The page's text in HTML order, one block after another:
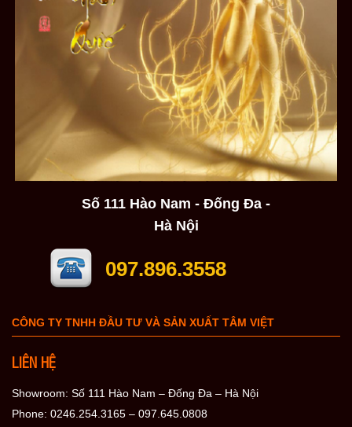
Số 111 Hào Nam - Đống Đa -
Hà Nội
097.896.3558
CÔNG TY TNHH ĐẦU TƯ VÀ SẢN XUẤT TÂM VIỆT
LIÊN HỆ
Showroom: Số 111 Hào Nam – Đống Đa – Hà Nội
Phone: 0246.254.3165 – 097.645.0808